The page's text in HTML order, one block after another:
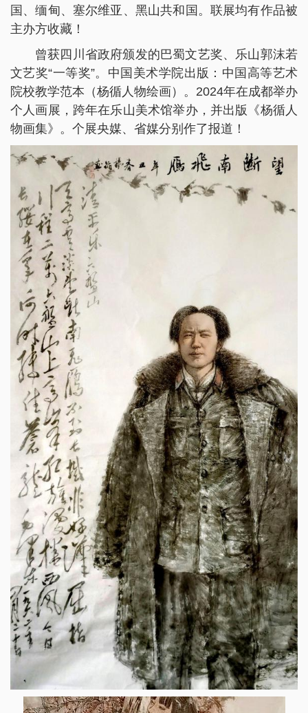
国、缅甸、塞尔维亚、黑山共和国。联展均有作品被
主办方收藏！
曾获四川省政府颁发的巴蜀文艺奖、乐山郭沫若
文艺奖“一等奖”。中国美术学院出版：中国高等艺术
院校教学范本（杨循人物绘画）。2024年在成都举办
个人画展，跨年在乐山美术馆举办，并出版《杨循人
物画集》。个展央媒、省媒分别作了报道！